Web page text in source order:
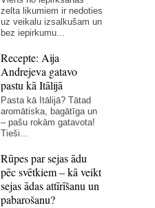
zelta likumiem ir nedoties
uz veikalu izsalkušam un
bez iepirkumu...
Recepte: Aija
Andrejeva gatavo
pastu kā Itālijā
Pasta kā Itālijā? Tātad
aromātiska, bagātīga un
– pašu rokām gatavota!
Tieši...
Rūpes par sejas ādu
pēc svētkiem – kā veikt
sejas ādas attīrīšanu un
pabarošanu?